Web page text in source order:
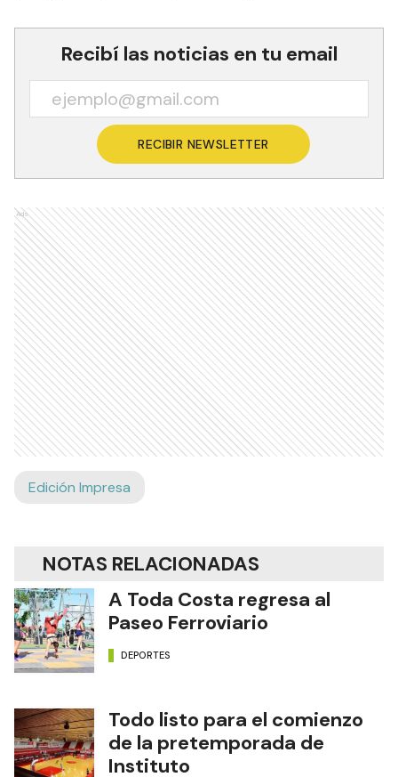
Recibí las noticias en tu email
RECIBIR NEWSLETTER
Ads
Edición Impresa
NOTAS RELACIONADAS
A Toda Costa regresa al
Paseo Ferroviario
DEPORTES
Todo listo para el comienzo
de la pretemporada de
Instituto